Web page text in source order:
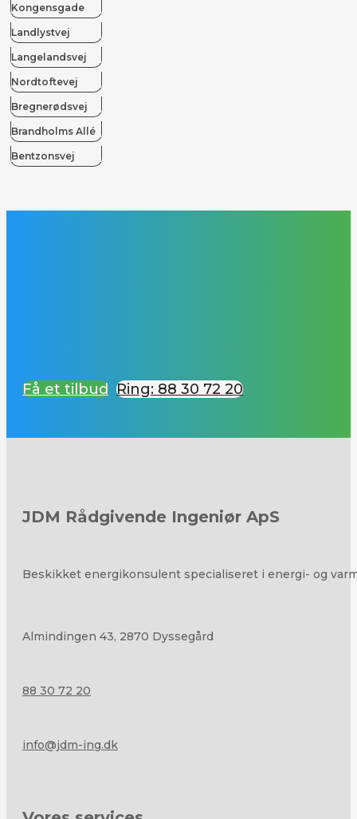
Kongensgade
Landlystvej
Langelandsvej
Nordtoftevej
Bregnerødsvej
Brandholms Allé
Bentzonsvej
Få et tilbud Ring: 88 30 72 20
JDM Rådgivende Ingeniør ApS
Beskikket energikonsulent specialiseret i energi- og
Almindingen 43, 2870 Dyssegård
88 30 72 20
info@jdm-ing.dk